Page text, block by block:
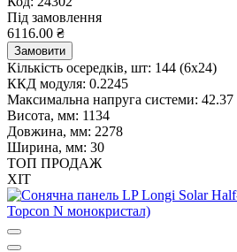
Під замовлення
6116.00 ₴
Замовити
Кількість осередків, шт: 144 (6х24)
ККД модуля: 0.2245
Максимальна напруга системи: 42.37
Висота, мм: 1134
Довжина, мм: 2278
Ширина, мм: 30
ТОП ПРОДАЖ
ХІТ